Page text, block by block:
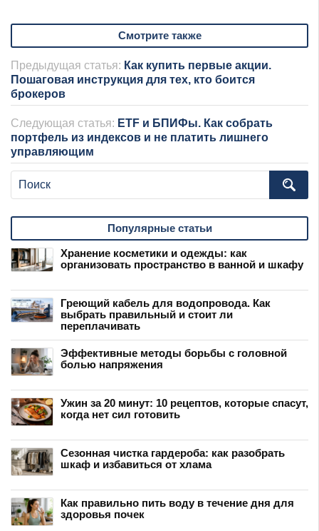
Смотрите также
Предыдущая статья: Как купить первые акции.
Пошаговая инструкция для тех, кто боится
брокеров
Следующая статья: ETF и БПИФы. Как собрать
портфель из индексов и не платить лишнего
управляющим
Популярные статьи
Хранение косметики и одежды: как
организовать пространство в ванной и шкафу
Греющий кабель для водопровода. Как
выбрать правильный и стоит ли
переплачивать
Эффективные методы борьбы с головной
болью напряжения
Ужин за 20 минут: 10 рецептов, которые спасут,
когда нет сил готовить
Сезонная чистка гардероба: как разобрать
шкаф и избавиться от хлама
Как правильно пить воду в течение дня для
здоровья почек